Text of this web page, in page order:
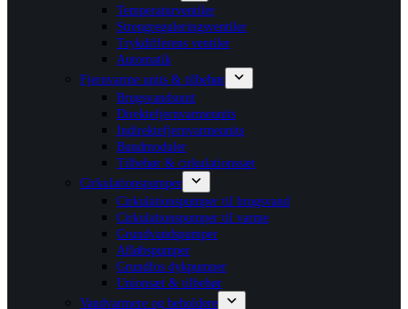
Temperaturventiler
Strengreguleringsventiler
Trykdifferens ventiler
Automatik
Fjernvarme units & tilbehør
Brugsvandsunit
Direktefjernvarmeunits
Indirektefjernvarmeunits
Bundmoduler
Tilbehør & cirkulationssæt
Cirkulationspumper
Cirkulationspumper til brugsvand
Cirkulationspumper til varme
Grundvandspumper
Afløbspumper
Grundfos dykpumper
Unionsæt & tilbehør
Vandvarmere og beholdere